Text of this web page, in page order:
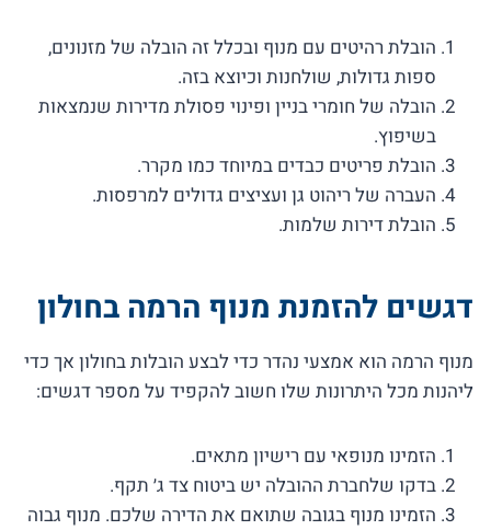
הובלת רהיטים עם מנוף ובכלל זה הובלה של מזנונים,
ספות גדולות, שולחנות וכיוצא בזה.
הובלה של חומרי בניין ופינוי פסולת מדירות שנמצאות
בשיפוץ.
הובלת פריטים כבדים במיוחד כמו מקרר.
העברה של ריהוט גן ועציצים גדולים למרפסות.
הובלת דירות שלמות.
דגשים להזמנת מנוף הרמה בחולון
מנוף הרמה הוא אמצעי נהדר כדי לבצע הובלות בחולון אך כדי
ליהנות מכל היתרונות שלו חשוב להקפיד על מספר דגשים:
הזמינו מנופאי עם רישיון מתאים.
בדקו שלחברת ההובלה יש ביטוח צד ג׳ תקף.
הזמינו מנוף בגובה שתואם את הדירה שלכם. מנוף גבוה